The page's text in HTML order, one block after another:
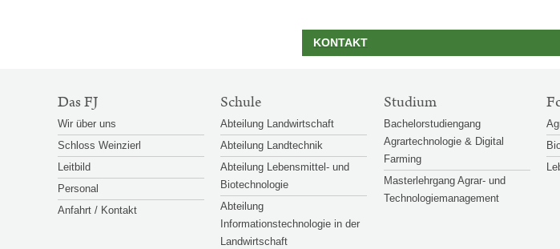
KONTAKT
SITEMAP-
NAVIGATION
Das FJ
Wir über uns
Schloss Weinzierl
Leitbild
Personal
Anfahrt / Kontakt
Schule
Abteilung Landwirtschaft
Abteilung Landtechnik
Abteilung Lebensmittel- und
Biotechnologie
Abteilung
Informationstechnologie in der
Landwirtschaft
Studium
Bachelorstudiengang
Agrartechnologie & Digital
Farming
Masterlehrgang Agrar- und
Technologiemanagement